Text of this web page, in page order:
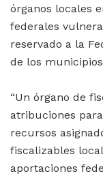
órganos locales
federales
reservado a la
de los
“Un órgano de
atribuciones
recursos
fiscalizables
aportaciones